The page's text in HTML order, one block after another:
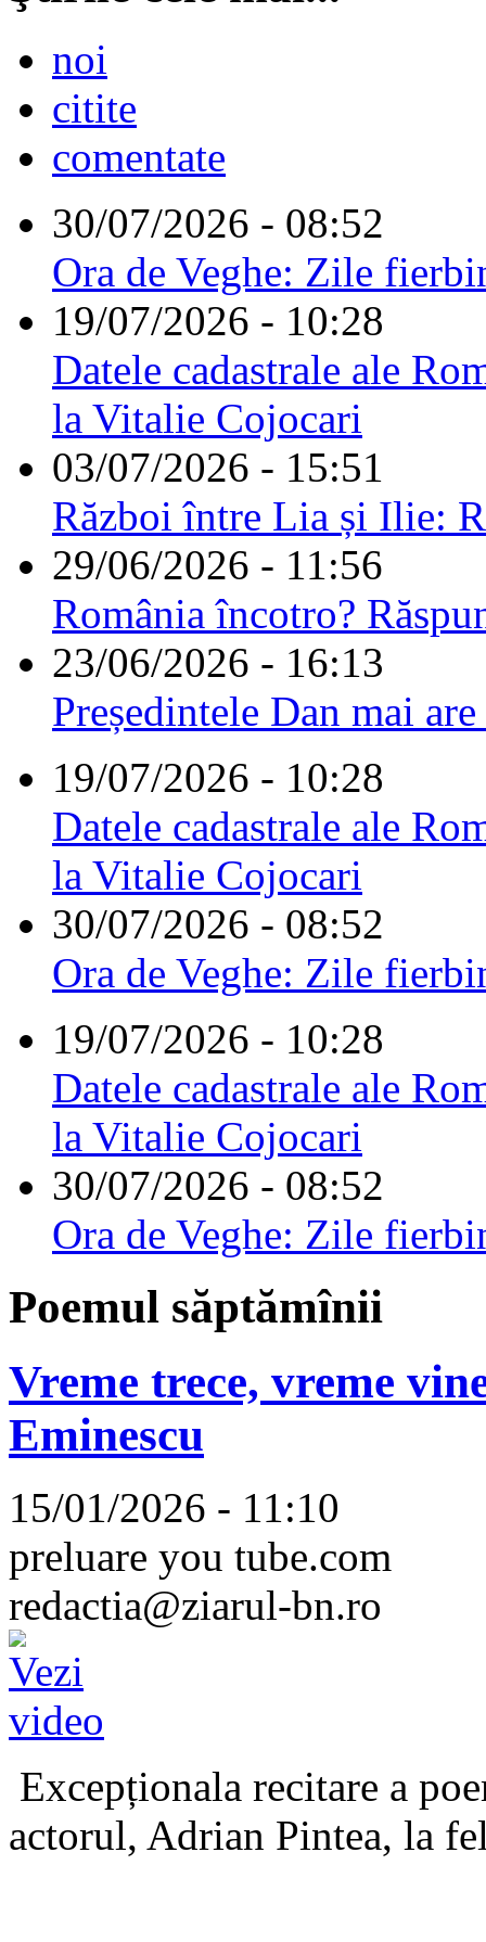
noi
citite
comentate
30/07/2026 - 08:52
Ora de Veghe: Zile
19/07/2026 - 10:28
Datele cadastrale ale
la Vitalie Cojocari
03/07/2026 - 15:51
Război între Lia și Ilie:
29/06/2026 - 11:56
România încotro?
23/06/2026 - 16:13
Președintele Dan mai
19/07/2026 - 10:28
Datele cadastrale ale
la Vitalie Cojocari
30/07/2026 - 08:52
Ora de Veghe: Zile
19/07/2026 - 10:28
Datele cadastrale ale
la Vitalie Cojocari
30/07/2026 - 08:52
Ora de Veghe: Zile
Poemul săptămînii
Vreme trece, vreme
Eminescu
15/01/2026 - 11:10
preluare you tube.com
redactia@ziarul-bn.ro
Excepționala recitare a
actorul, Adrian Pintea, la